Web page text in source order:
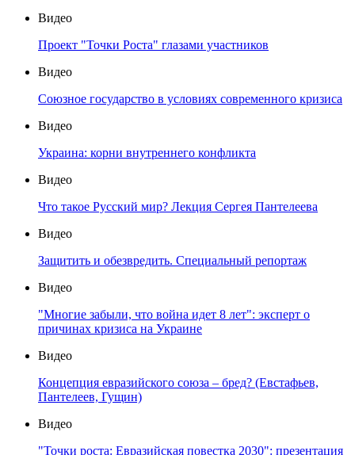
Видео
Проект "Точки Роста" глазами участников
Видео
Союзное государство в условиях современного кризиса
Видео
Украина: корни внутреннего конфликта
Видео
Что такое Русский мир? Лекция Сергея Пантелеева
Видео
Защитить и обезвредить. Специальный репортаж
Видео
"Многие забыли, что война идет 8 лет": эксперт о
причинах кризиса на Украине
Видео
Концепция евразийского союза – бред? (Евстафьев,
Пантелеев, Гущин)
Видео
"Точки роста: Евразийская повестка 2030": презентация